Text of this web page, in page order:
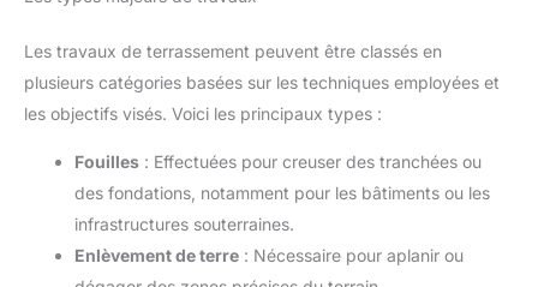
Les travaux de terrassement peuvent être classés en
plusieurs catégories basées sur les techniques employées et
les objectifs visés. Voici les principaux types :
Fouilles : Effectuées pour creuser des tranchées ou
des fondations, notamment pour les bâtiments ou les
infrastructures souterraines.
Enlèvement de terre : Nécessaire pour aplanir ou